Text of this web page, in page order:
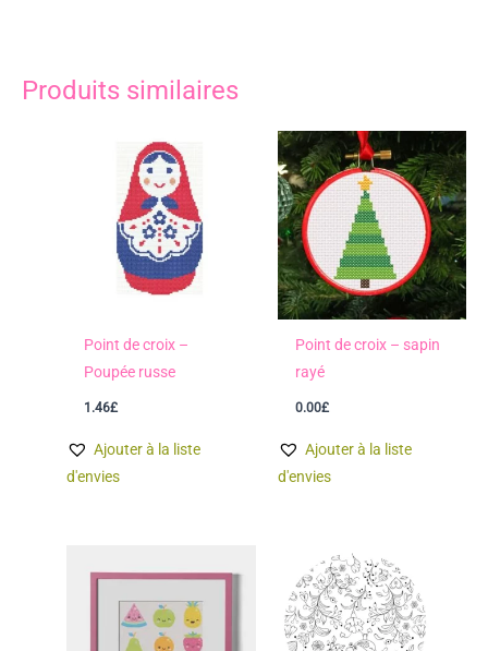
Produits similaires
Point de croix –
Poupée russe
1.46£
Ajouter à la liste
d'envies
Point de croix – sapin
rayé
0.00£
Ajouter à la liste
d'envies